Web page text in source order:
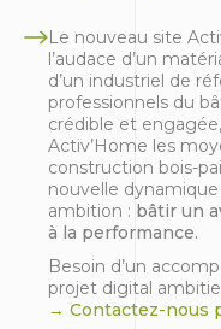
Le nouveau site
l’audace d’un
d’un industriel de
professionnels du
crédible et
Activ’Home les
construction bois-
nouvelle
ambition : bâtir un
à la performance.
Besoin d’un
projet digital
→ Contactez-nous